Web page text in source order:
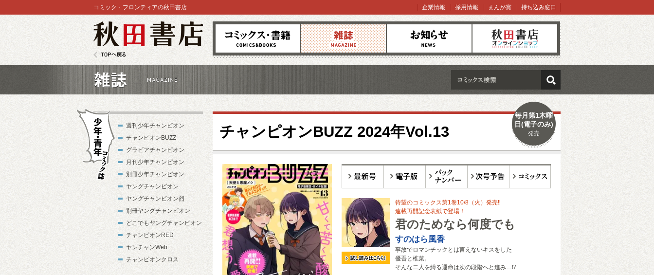
コミックス 雑誌 お知らせ オンラインショップ
コミック・フロンティアの秋田書店 企業情報 採用情報 まんが賞 持ち込み窓口
検索
チャンピオンBUZZ 2024年Vol.13
毎月第1木曜
日(電子のみ)
発売
待望のコミックス第1巻10/8（火）発売‼
連載再開記念表紙で登場！
君のためなら何度でも
すのはら風香
事故でロマンチックとは言えないキスをした
優吾と椎菜。
そんな二人を縛る運命は次の段階へと進み…⁉
週刊少年チャンピオン
チャンピオンBUZZ
グラビアチャンピオン
月刊少年チャンピオン
別冊少年チャンピオン
ヤングチャンピオン
ヤングチャンピオン烈
別冊ヤングチャンピオン
どこでもヤングチャンピオン
チャンピオンRED
ヤンチャンWeb
チャンピオンクロス